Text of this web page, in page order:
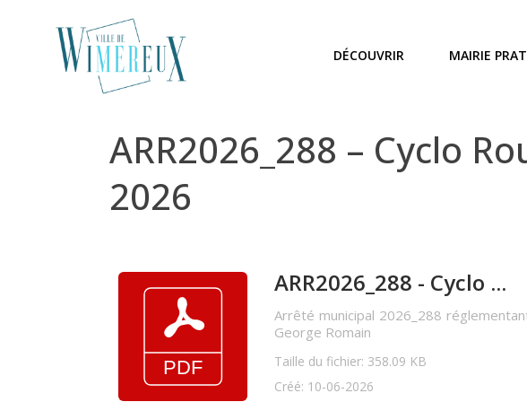
DÉCOUVRIR MAIRIE
ARR2026_288 – Cyclo
2026
ARR2026_288 - Cyclo ...
Arrêté municipal 2026_288
George Romain
Taille du fichier: 358.09 KB
Créé: 10-06-2026